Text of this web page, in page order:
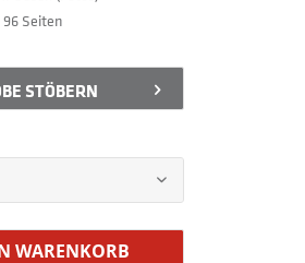
96 Seiten
STÖBERN
WARENKORB